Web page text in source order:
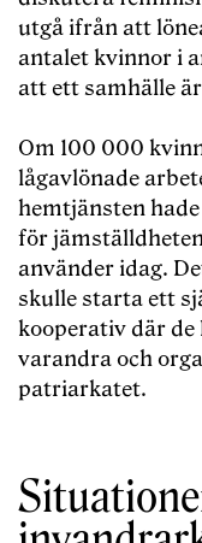
utgå ifrån att
antalet kvinnor i
att ett samhälle
Om 100 000
lågavlönade
hemtjänsten
för
använder idag.
skulle starta ett
kooperativ där
varandra och
patriarkatet.